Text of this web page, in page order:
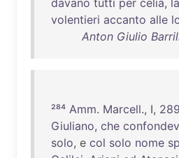
davano tutti per celia,
volentieri accanto alle
Anton Giulio
²⁸⁴ Amm. Marcell., I, 289
Giuliano, che
solo, e col solo nome